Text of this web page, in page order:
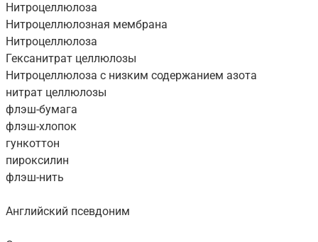
Нитроцеллюлоза
Нитроцеллюлозная мембрана
Нитроцеллюлоза
Гексанитрат целлюлозы
Нитроцеллюлоза с низким содержанием азота
нитрат целлюлозы
флэш-бумага
флэш-хлопок
гункоттон
пироксилин
флэш-нить
Английский псевдоним